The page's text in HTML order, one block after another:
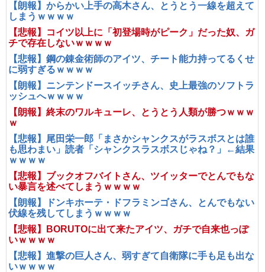
【朗報】からかい上手の高木さん、とうとう一線を超えて
しまうｗｗｗｗ
【悲報】コイツ以上に「初登場時がピーク」だった奴、ガ
チで存在しないｗｗｗｗ
【悲報】鋼の錬金術師のアイツ、チート能力持ってるくせ
に弱すぎるｗｗｗｗ
【朗報】ニンテンドースイッチさん、史上最強のソフトラ
ッシュへｗｗｗｗ
【朗報】終末のワルキューレ、とうとう人類が勝つｗｗｗ
ｗ
【悲報】尾田栄一郎「まさかシャンクスがラスボスとは誰
も思わまい」読者「シャンクスラスボスじゃね？」←結果
ｗｗｗｗ
【悲報】ブックオフバイトさん、ツイッターでとんでもな
い暴言を述べてしまうｗｗｗｗ
【朗報】ドンキホーテ・ドフラミンゴさん、とんでもない
伏線を残してしまうｗｗｗｗ
【悲報】BORUTOに出て来たアイツ、ガチで自来也っぽ
いｗｗｗｗ
【悲報】進撃の巨人さん、弱すぎて自衛隊に手も足も出な
いｗｗｗｗ